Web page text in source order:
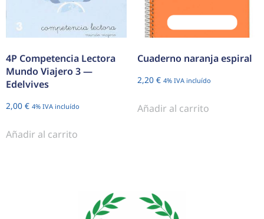
4P Competencia Lectora
Mundo Viajero 3 —
Edelvives
2,00 € 4% IVA incluído
Añadir al carrito
Cuaderno naranja espiral
2,20 € 4% IVA incluído
Añadir al carrito